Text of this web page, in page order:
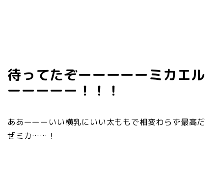
待ってたぞーーーーーミカエル
ーーーーー！！！
ああーーーいい横乳にいい太ももで相変わらず最高だ
ぜミカ……！